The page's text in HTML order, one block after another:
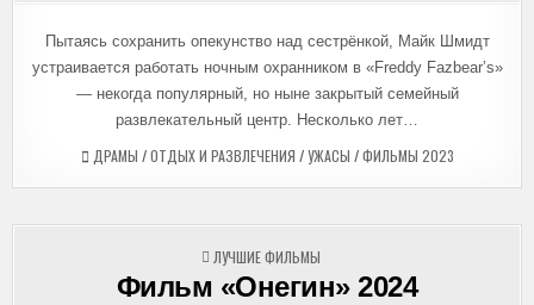
Пытаясь сохранить опекунство над сестрёнкой, Майк Шмидт
устраивается работать ночным охранником в «Freddy Fazbear’s»
— некогда популярный, но ныне закрытый семейный
развлекательный центр. Несколько лет…
ДРАМЫ /ОТДЫХ И РАЗВЛЕЧЕНИЯ /УЖАСЫ /ФИЛЬМЫ 2023
ОПУБЛИКОВАНО
В
ЛУЧШИЕ ФИЛЬМЫ
Фильм «Онегин» 2024